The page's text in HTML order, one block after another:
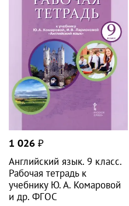
1 026 ₽
Английский язык. 9 класс.
Рабочая тетрадь к
учебнику Ю. А. Комаровой
и др. ФГОС